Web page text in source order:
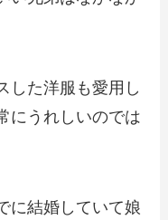
した洋服も愛用し
にうれしいのでは
に結婚していて娘